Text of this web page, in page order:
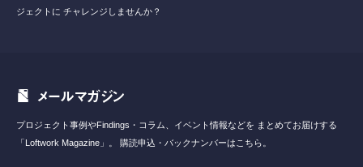
ジェクトに チャレンジしませんか？
メールマガジン
プロジェクト事例やFindings・コラム、イベント情報などを まとめてお届けする
「Loftwork Magazine」。
購読申込・バックナンバーはこちら。